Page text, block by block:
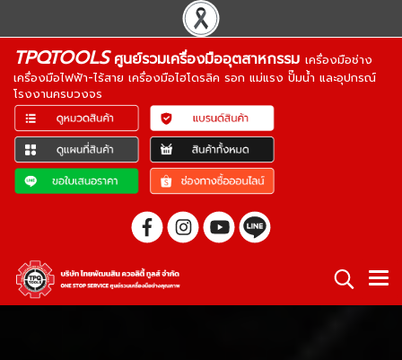
TPQTOOLSศูนย์รวมเครื่องมืออุตสาหกรรม เครื่องมือช่าง
เครื่องมือไฟฟ้า-ไร้สาย เครื่องมือไฮโดรลิค รอก แม่แรง ปั๊มน้ำ และอุปกรณ์
โรงงานครบวงจร